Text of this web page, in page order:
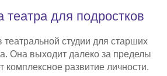
для подростков
театральной студии для старших
Она выходит далеко за пределы
комплексное развитие личности.